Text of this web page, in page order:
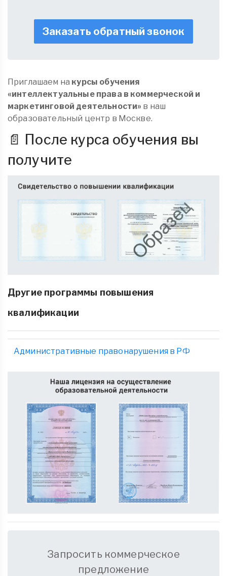
Заказать обратный звонок
Приглашаем на курсы обучения
«интеллектуальные права в коммерческой и
маркетинговой деятельности» в наш
образовательный центр в Москве.
📄 После курса обучения вы
получите
Другие программы повышения
квалификации
Административные правонарушения в РФ
Запросить коммерческое
предложение